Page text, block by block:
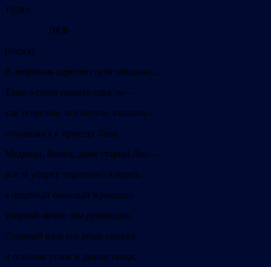
1958 г.
ЛЕВ
(басня)
В зверином царстве гостя ожидали…
Такого гостя сыщете едва ль—
как угорелые, все бегали, скакали—
готовились к приезду Льва…
Медведи, Волки, даже старый Лис—
все за уборку тщательно взялись,
а опытный бывалый Крокодил
уборкой лично сам руководил.
Суровый взор его везде сновал,
и отыскав углов и дырок тыщи,